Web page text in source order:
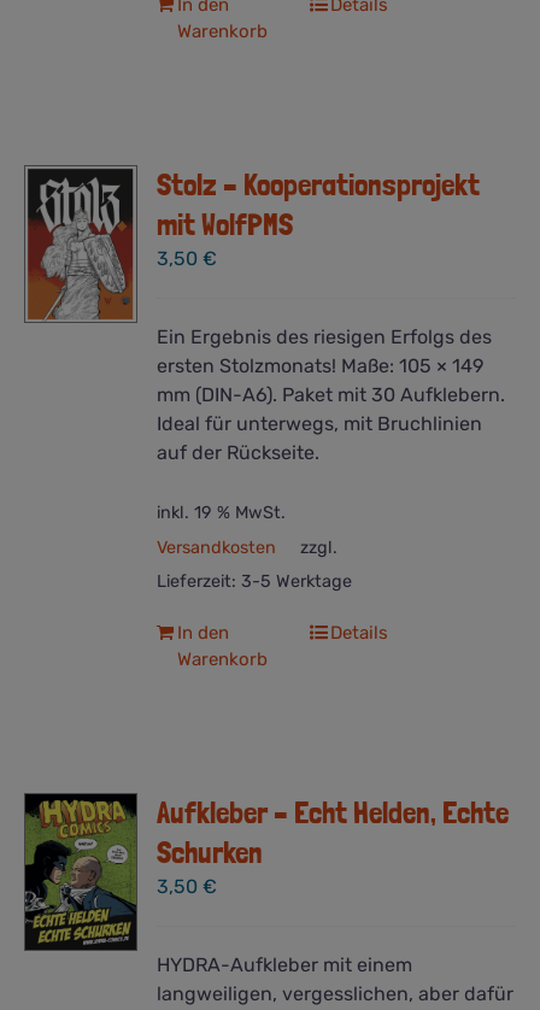
In den
Warenkorb
Details
Stolz – Kooperationsprojekt
mit WolfPMS
3,50€
Ein Ergebnis des riesigen Erfolgs des
ersten Stolzmonats! Maße: 105 × 149
mm (DIN-A6). Paket mit 30 Aufklebern.
Ideal für unterwegs, mit Bruchlinien
auf der Rückseite.
inkl. 19 % MwSt.
zzgl.
Versandkosten
Lieferzeit: 3-5 Werktage
In den
Warenkorb
Details
Aufkleber – Echt Helden, Echte
Schurken
3,50€
HYDRA-Aufkleber mit einem
langweiligen, vergesslichen, aber dafür